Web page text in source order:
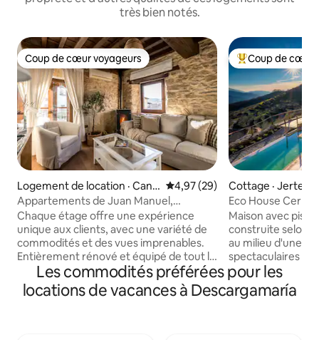
très bien notés.
Coup de cœur voyageurs
Coup de cœur voyageurs
Logement de location · Cand
elario
Note moyenne de 4,97 sur 5,
4,97 (29)
Appartements de Juan Manuel,
Appartement puente...
Chaque étage offre une expérience
unique aux clients, avec une variété de
commodités et des vues imprenables.
Entièrement rénové et équipé de tout le
nécessaire pour un excellent séjour, il
invite à la détente et à la découverte de
la nature. Dans cet appartement, en plus
Coup de cœur
Coup de cœur
Cottage · Jerte
Eco House
Maison avec
construite selon
au milieu d'une
spectaculaires
naturelle de la
et la vallée du Jerte. La ferme
2 ha de terrain où
Les commodités préférées pour les
locations de vacances à Descargamaría